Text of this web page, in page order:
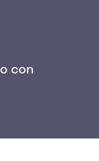
DNS y
también los
con PKI y
con